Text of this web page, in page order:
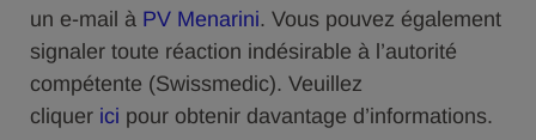
un e-mail à PV Menarini. Vous pouvez également
signaler toute réaction indésirable à l’autorité
compétente (Swissmedic). Veuillez
cliquer ici pour obtenir davantage d’informations.